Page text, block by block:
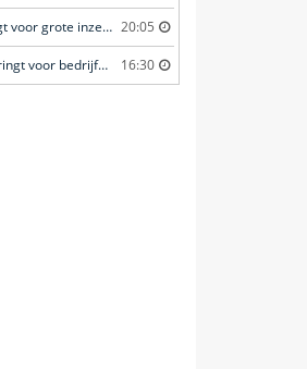
Brand bij camperstalling zorgt voor grote inzet in Almkerk 20:05
Man met verward gedrag springt voor bedrijfsbus en zorgt voor opschudding in Veghel 16:30